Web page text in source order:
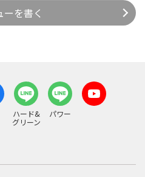
ーを書く
ハード&
グリーン
パワー